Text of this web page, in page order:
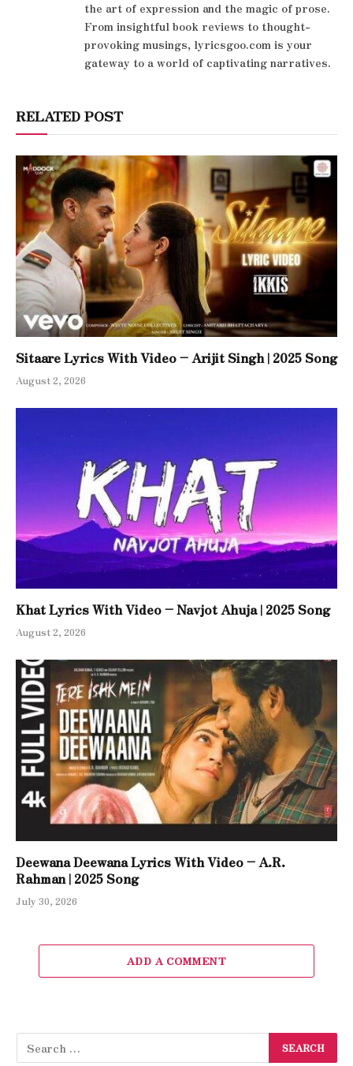
the art of expression and the magic of prose.
From insightful book reviews to thought-
provoking musings, lyricsgoo.com is your
gateway to a world of captivating narratives.
RELATED POST
Sitaare Lyrics With Video – Arijit Singh | 2025 Song
August 2, 2026
Khat Lyrics With Video – Navjot Ahuja | 2025 Song
August 2, 2026
Deewana Deewana Lyrics With Video – A.R.
Rahman | 2025 Song
July 30, 2026
ADD A COMMENT